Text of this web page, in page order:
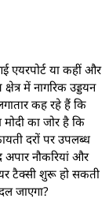
या कहीं और
में नागरिक उड्डयन
कह रहे हैं कि
का जोर है कि
दरों पर उपलब्ध
नौकरियां और
टैक्सी शुरू हो सकती
जाएगा?